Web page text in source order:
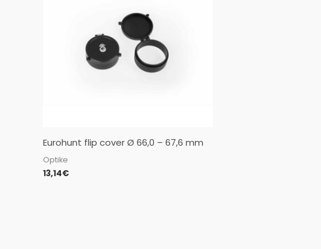
Eurohunt flip cover Ø 66,0 – 67,6 mm
Optike
13,14€